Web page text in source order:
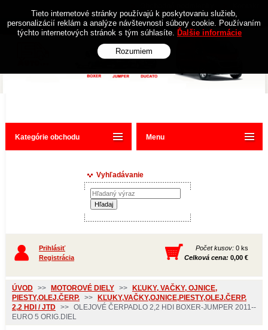
Kategórie obchodu
Vyhľadávanie
Prihlásiť
Registrácia
Počet kusov: 0 ks
Celková cena: 0,00 €
ÚVOD >> MOTOROVÉ DIELY >>
KĽUKY, VAČKY, OJNICE,
PIESTY,OLEJ.ČERP. >>
KĽUKY,VAČKY,OJNICE,PIESTY,OLEJ.ČERP.
2,2 HDI / JTD >> OLEJOVÉ ČERPADLO 2,2 HDI BOXER-JUMPER 2011--
EURO 5 ORIG.DIEL
Menu
Tieto internetové stránky používajú k poskytovaniu služieb,
personalizácií reklám a analýze návštevnosti súbory cookie. Používaním
týchto internetových stránok s tým súhlasíte. Ďalšie informácie
Rozumiem